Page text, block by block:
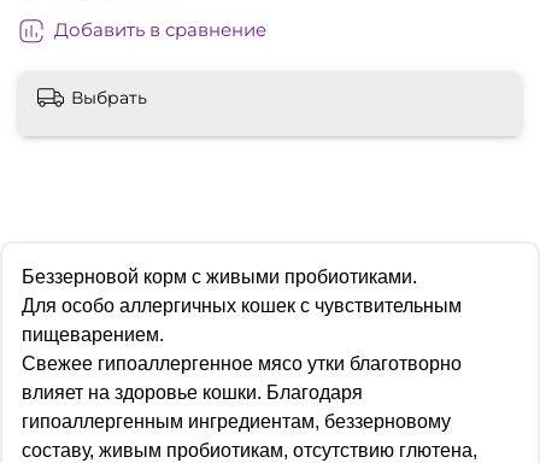
Добавить в сравнение
Выбрать
Беззерновой корм с живыми пробиотиками.
Для особо аллергичных кошек с чувствительным
пищеварением.
Свежее гипоаллергенное мясо утки благотворно
влияет на здоровье кошки. Благодаря
гипоаллергенным ингредиентам, беззерновому
составу, живым пробиотикам, отсутствию глютена,